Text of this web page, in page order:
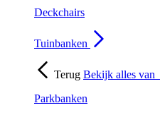
Deckchairs
Tuinbanken
Terug Bekijk alles van
Parkbanken